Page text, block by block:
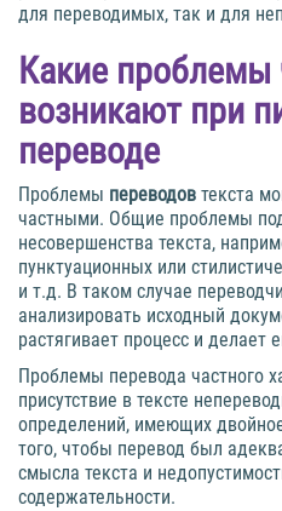
для переводимых, так и для
Какие проблемы
возникают при
переводе
Проблемы переводов текста
частными. Общие проблемы
несовершенства текста,
пунктуационных или
и т.д. В таком случае
анализировать исходный
растягивает процесс и делает
Проблемы перевода частного
присутствие в тексте
определений, имеющих
того, чтобы перевод был
смысла текста и
содержательности.